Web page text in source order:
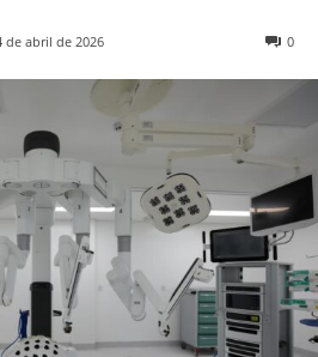
de abril de 2026 0